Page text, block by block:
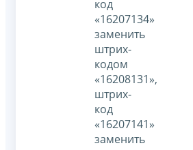
код
«16207134»
заменить
штрих-
кодом
«16208131»,
штрих-
код
«16207141»
заменить